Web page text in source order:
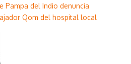
Pampa del Indio denuncia
Qom del hospital local